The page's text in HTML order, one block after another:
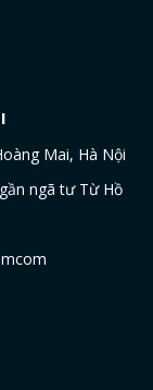
Mai, Hà Nội
ngã tư Từ Hồ